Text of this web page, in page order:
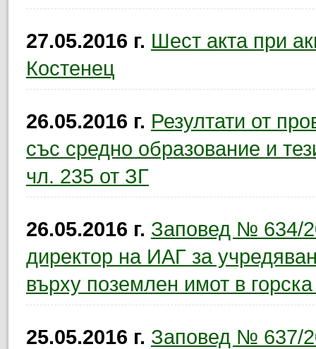
27.05.2016 г. Шест акта при
Костенец
26.05.2016 г. Резултати от
със средно образование и
чл. 235 от ЗГ
26.05.2016 г. Заповед № 634/
директор на ИАГ за
върху поземлен имот в
25.05.2016 г. Заповед № 637/